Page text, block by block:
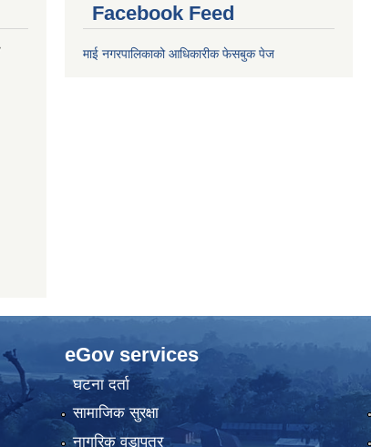
Facebook Feed
माई नगरपालिकाको आधिकारीक फेसबुक पेज
eGov services
घटना दर्ता
सामाजिक सुरक्षा
नागरिक वडापत्र